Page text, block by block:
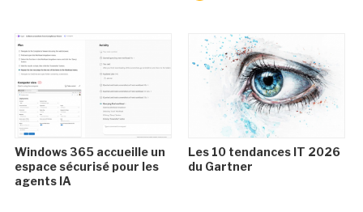
Windows 365 accueille un
espace sécurisé pour les
agents IA
Les 10 tendances IT 2026
du Gartner